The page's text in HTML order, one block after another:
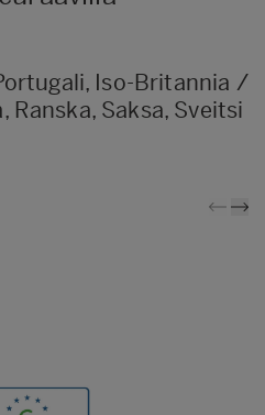
Iso-Britannia /
Saksa, Sveitsi